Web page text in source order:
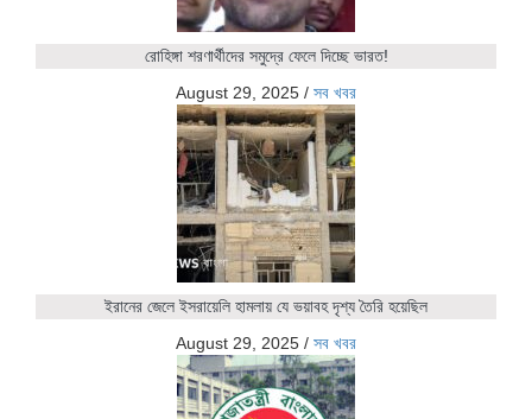
রোহিঙ্গা শরণার্থীদের সমুদ্রে ফেলে দিচ্ছে ভারত!
August 29, 2025 / সব খবর
ইরানের জেলে ইসরায়েলি হামলায় যে ভয়াবহ দৃশ্য তৈরি হয়েছিল
August 29, 2025 / সব খবর